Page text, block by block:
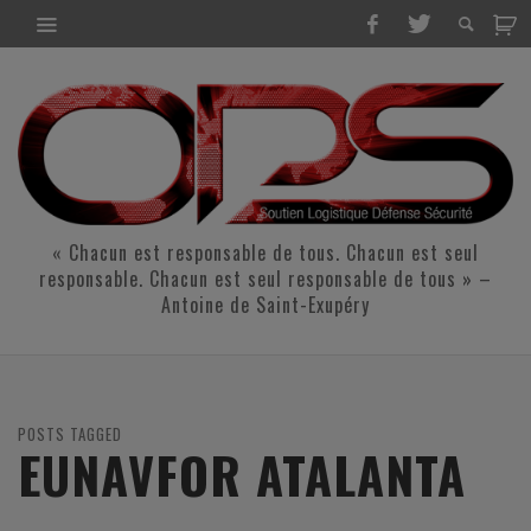
« Chacun est responsable de tous. Chacun est seul
responsable. Chacun est seul responsable de tous » –
Antoine de Saint-Exupéry
POSTS TAGGED
EUNAVFOR ATALANTA